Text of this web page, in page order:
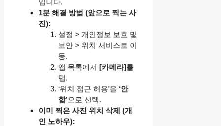
1분 해결 방법 (앞으로 찍는 사
진):
설정 > 개인정보 보호 및
보안 > 위치 서비스로 이
동.
앱 목록에서 [카메라]를
탭.
‘위치 접근 허용’을 ‘안
함’으로 선택.
이미 찍은 사진 위치 삭제 (개
인 노하우):